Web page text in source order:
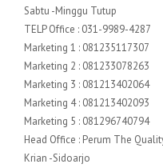
Sabtu -Minggu Tutup
TELP Office : 031-9989-4287
Marketing 1 : 081235117307
Marketing 2 : 081233078263
Marketing 3 : 081213402064
Marketing 4 : 081213402093
Marketing 5 : 081296740794
Head Office : Perum The
Krian -Sidoarjo